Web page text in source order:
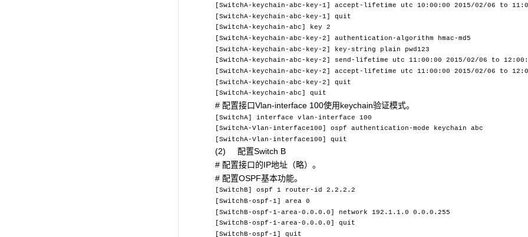
[SwitchA-keychain-abc-key-1] accept-lifetime utc 10:00:00 2015/02/06 to
[SwitchA-keychain-abc-key-1] quit
[SwitchA-keychain-abc] key 2
[SwitchA-keychain-abc-key-2] authentication-algorithm hmac-md5
[SwitchA-keychain-abc-key-2] key-string plain pwd123
[SwitchA-keychain-abc-key-2] send-lifetime utc 11:00:00 2015/02/06 to
[SwitchA-keychain-abc-key-2] accept-lifetime utc 11:00:00 2015/02/06 to
[SwitchA-keychain-abc-key-2] quit
[SwitchA-keychain-abc] quit
# 配置接口Vlan-interface 100使用keychain验证模式。
[SwitchA] interface vlan-interface 100
[SwitchA-Vlan-interface100] ospf authentication-mode keychain abc
[SwitchA-Vlan-interface100] quit
(2) 配置Switch B
# 配置接口的IP地址（略）。
# 配置OSPF基本功能。
[SwitchB] ospf 1 router-id 2.2.2.2
[SwitchB-ospf-1] area 0
[SwitchB-ospf-1-area-0.0.0.0] network 192.1.1.0 0.0.0.255
[SwitchB-ospf-1-area-0.0.0.0] quit
[SwitchB-ospf-1] quit